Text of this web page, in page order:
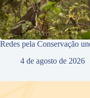
Redes pela Conservação
4 de agosto de 2026